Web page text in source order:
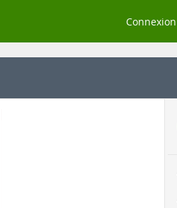
Connexion